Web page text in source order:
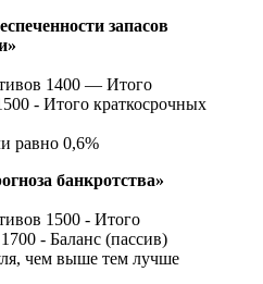
запасов
1400 — Итого
- Итого краткосрочных
равно 0,6%
банкротства»
1500 - Итого
- Баланс (пассив)
чем выше тем лучше